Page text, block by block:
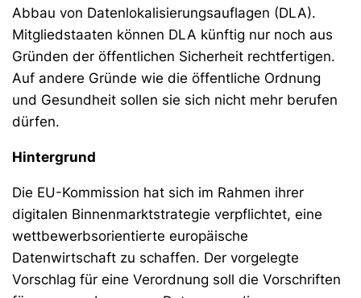
Abbau von Datenlokalisierungsauflagen (DLA).
Mitgliedstaaten können DLA künftig nur noch aus
Gründen der öffentlichen Sicherheit rechtfertigen.
Auf andere Gründe wie die öffentliche Ordnung
und Gesundheit sollen sie sich nicht mehr berufen
dürfen.
Hintergrund
Die EU-Kommission hat sich im Rahmen ihrer
digitalen Binnenmarktstrategie verpflichtet, eine
wettbewerbsorientierte europäische
Datenwirtschaft zu schaffen. Der vorgelegte
Vorschlag für eine Verordnung soll die Vorschriften